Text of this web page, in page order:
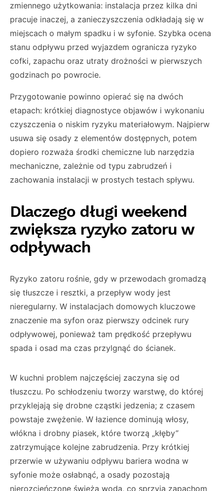
zmiennego użytkowania: instalacja przez kilka dni
pracuje inaczej, a zanieczyszczenia odkładają się w
miejscach o małym spadku i w syfonie. Szybka ocena
stanu odpływu przed wyjazdem ogranicza ryzyko
cofki, zapachu oraz utraty drożności w pierwszych
godzinach po powrocie.
Przygotowanie powinno opierać się na dwóch
etapach: krótkiej diagnostyce objawów i wykonaniu
czyszczenia o niskim ryzyku materiałowym. Najpierw
usuwa się osady z elementów dostępnych, potem
dopiero rozważa środki chemiczne lub narzędzia
mechaniczne, zależnie od typu zabrudzeń i
zachowania instalacji w prostych testach spływu.
Dlaczego długi weekend
zwiększa ryzyko zatoru w
odpływach
Ryzyko zatoru rośnie, gdy w przewodach gromadzą
się tłuszcze i resztki, a przepływ wody jest
nieregularny. W instalacjach domowych kluczowe
znaczenie ma syfon oraz pierwszy odcinek rury
odpływowej, ponieważ tam prędkość przepływu
spada i osad ma czas przylgnąć do ścianek.
W kuchni problem najczęściej zaczyna się od
tłuszczu. Po schłodzeniu tworzy warstwę, do której
przyklejają się drobne cząstki jedzenia; z czasem
powstaje zwężenie. W łazience dominują włosy,
włókna i drobny piasek, które tworzą „kłęby”
zatrzymujące kolejne zabrudzenia. Przy krótkiej
przerwie w używaniu odpływu bariera wodna w
syfonie może osłabnąć, a osady pozostają
nierozcieńczone świeżą wodą, co sprzyja zapachom